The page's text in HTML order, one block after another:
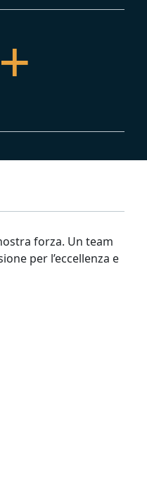
+
forza. Un team
per l’eccellenza e